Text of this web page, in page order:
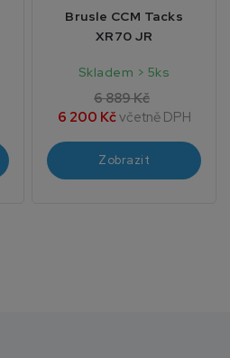
Brusle CCM Tacks
XR70 JR
Skladem > 5ks
6 889 Kč
6 200 Kčvčetně DPH
Zobrazit